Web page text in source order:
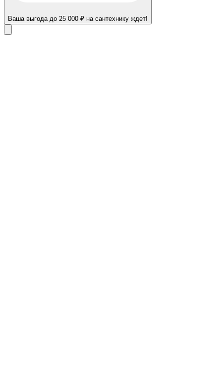
Ваша выгода до 25 000 ₽ на сантехнику ждет!